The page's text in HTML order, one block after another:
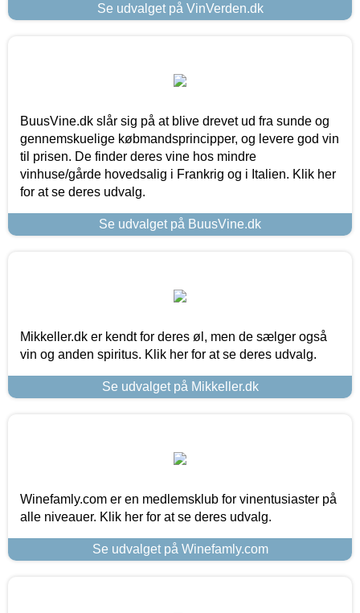
Se udvalget på VinVerden.dk
BuusVine.dk slår sig på at blive drevet ud fra sunde og
gennemskuelige købmandsprincipper, og levere god vin
til prisen. De finder deres vine hos mindre
vinhuse/gårde hovedsalig i Frankrig og i Italien. Klik her
for at se deres udvalg.
Se udvalget på BuusVine.dk
Mikkeller.dk er kendt for deres øl, men de sælger også
vin og anden spiritus. Klik her for at se deres udvalg.
Se udvalget på Mikkeller.dk
Winefamly.com er en medlemsklub for vinentusiaster på
alle niveauer. Klik her for at se deres udvalg.
Se udvalget på Winefamly.com